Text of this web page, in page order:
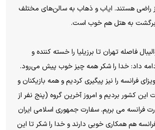
راضی هستند. ایاب و ذهاب به سالن‌های مختلف
برگشت به هتل هم خوب است.
فاصله تهران تا برزیلیا را خسته کننده و
داد: خدا را شکر همه چیز خوب پیش می‌رود.
فرانسه را نیز پیگیری کردیم و همه بازیکنان و
این کشور بردیم و امروز آخرین گروه (پنج نفر از
فرانسه می بریم. سفارت جمهوری اسلامی ایران
هم همکاری خوبی دارند و خدا را شکر تا این